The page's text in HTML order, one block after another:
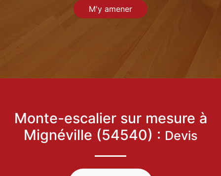
M'y amener
Monte-escalier sur mesure à
Mignéville (54540) : Devis